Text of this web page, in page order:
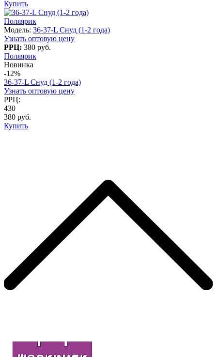
Купить
Поляярик
Модель: 36-37-L Снуд (1-2 года)
Узнать оптовую цену
РРЦ: 380 руб.
Поляярик
Новинка
-12%
36-37-L Снуд (1-2 года)
Узнать оптовую цену
РРЦ:
430
380 руб.
Купить